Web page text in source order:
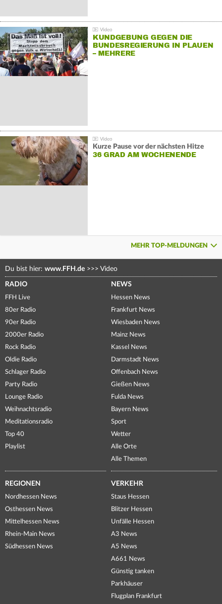
KUNDGEBUNG GEGEN DIE
BUNDESREGIERUNG IN PLAUEN
– MEHRERE
Kurze Pause vor der nächsten Hitze
36 GRAD AM WOCHENENDE
MEHR TOP-MELDUNGEN
Du bist hier: www.FFH.de >>> Video
RADIO
FFH Live
80er Radio
90er Radio
2000er Radio
Rock Radio
Oldie Radio
Schlager Radio
Party Radio
Lounge Radio
Weihnachtsradio
Meditationsradio
Top 40
Playlist
NEWS
Hessen News
Frankfurt News
Wiesbaden News
Mainz News
Kassel News
Darmstadt News
Offenbach News
Gießen News
Fulda News
Bayern News
Sport
Wetter
Alle Orte
Alle Themen
REGIONEN
Nordhessen News
Osthessen News
Mittelhessen News
Rhein-Main News
Südhessen News
VERKEHR
Staus Hessen
Blitzer Hessen
Unfälle Hessen
A3 News
A5 News
A661 News
Günstig tanken
Parkhäuser
Flugplan Frankfurt